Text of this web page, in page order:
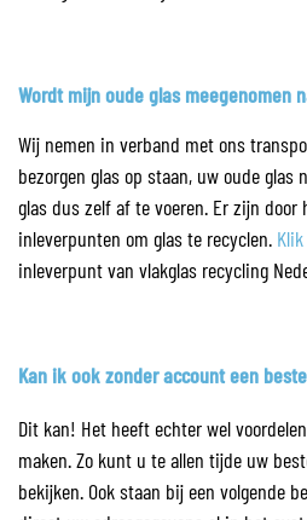
Wordt mijn oude glas meegenomen
Wij nemen in verband met ons
bezorgen glas op staan, uw oude glas
glas dus zelf af te voeren. Er zijn door
inleverpunten om glas te recyclen.
inleverpunt van vlakglas recycling
Kan ik ook zonder account een
Dit kan! Het heeft echter wel
maken. Zo kunt u te allen tijde uw
bekijken. Ook staan bij een volgende